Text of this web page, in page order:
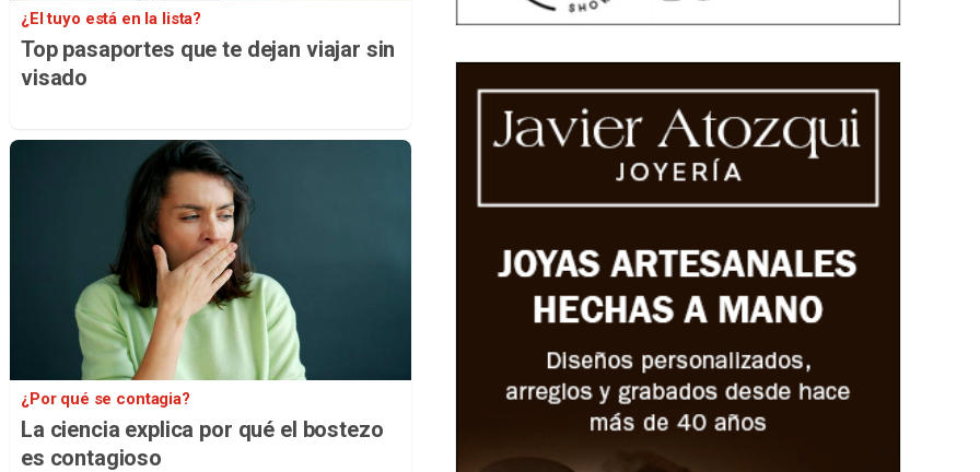
¿El tuyo está en la lista?
Top pasaportes que te dejan viajar sin
visado
¿Por qué se contagia?
La ciencia explica por qué el bostezo
es contagioso